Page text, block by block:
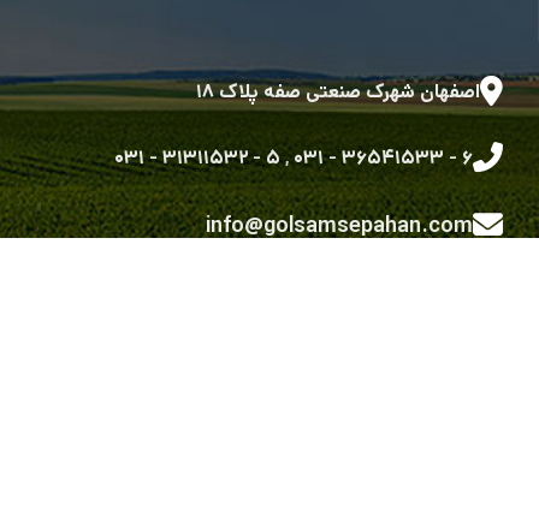
اصفهان شهرک صنعتی صفه پلاک ۱۸
۶ - ۳۶۵۴۱۵۳۳ - ۰۳۱ ,۵ - ۳۱۳۱۱۵۳۲ - ۰۳۱
info@golsamsepahan.com